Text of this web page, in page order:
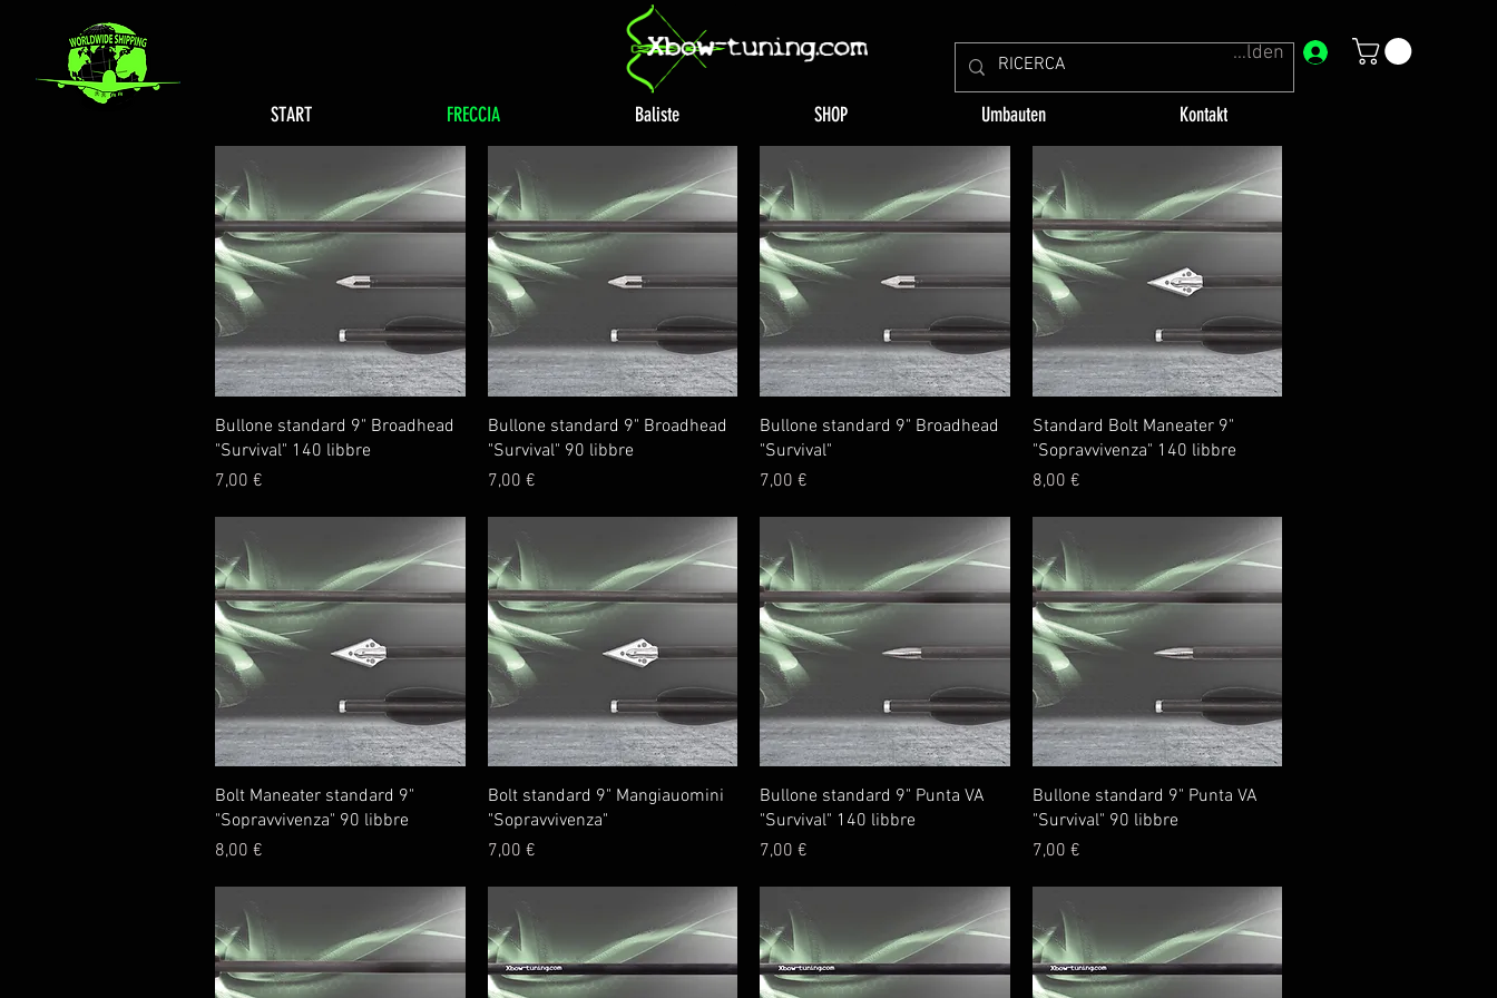
Anmelden
START FRECCIA Baliste SHOP Umbauten Kontakt
Vista rapida
Bullone standard 9" Broadhead
"Survival" 140 libbre
Prezzo
7,00 €
Vista rapida
Bullone standard 9" Broadhead
"Survival" 90 libbre
Prezzo
7,00 €
Vista rapida
Bullone standard 9" Broadhead
"Survival"
Prezzo
7,00 €
Vista rapida
Standard Bolt Maneater 9"
"Sopravvivenza" 140 libbre
Prezzo
8,00 €
Vista rapida
Bolt Maneater standard 9"
"Sopravvivenza" 90 libbre
Prezzo
8,00 €
Vista rapida
Bolt standard 9" Mangiauomini
"Sopravvivenza"
Prezzo
7,00 €
Vista rapida
Bullone standard 9" Punta VA
"Survival" 140 libbre
Prezzo
7,00 €
Vista rapida
Bullone standard 9" Punta VA
"Survival" 90 libbre
Prezzo
7,00 €